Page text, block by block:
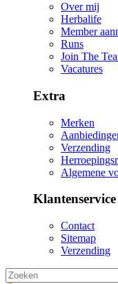
Over mij
Herbalife
Member
Runs
Join The
Vacatures
Extra
Merken
Verzending
Algemene
Klantenservice
Contact
Sitemap
Verzending